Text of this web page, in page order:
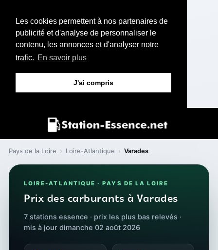
Les cookies permettent à nos partenaires de
publicité et d'analyse de personnaliser le
contenu, les annonces et d'analyser notre
trafic. En savoir plus
J'ai compris
Pays de la Loire › Loire-Atlantique › Varades
LOIRE-ATLANTIQUE · PAYS DE LA LOIRE
Prix des carburants à Varades
7 stations essence · prix les plus bas relevés ·
mis à jour dimanche 02 août 2026